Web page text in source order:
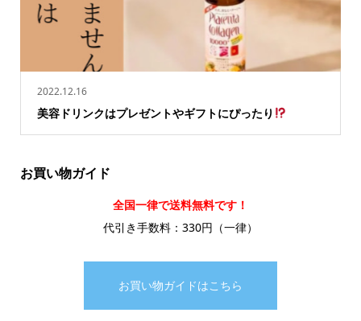
2022.12.16
美容ドリンクはプレゼントやギフトにぴったり
お買い物ガイド
全国一律で送料無料です！
代引き手数料：330円（一律）
お買い物ガイドはこちら